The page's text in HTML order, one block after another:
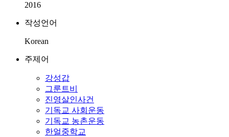
2016
작성언어
Korean
주제어
강성갑
그룬트비
진영살인사건
기독교 사회운동
기독교 농촌운동
한얼중학교